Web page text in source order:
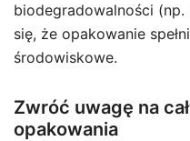
biodegradowalności (np.
się, że opakowanie
środowiskowe.
Zwróć uwagę na
opakowania